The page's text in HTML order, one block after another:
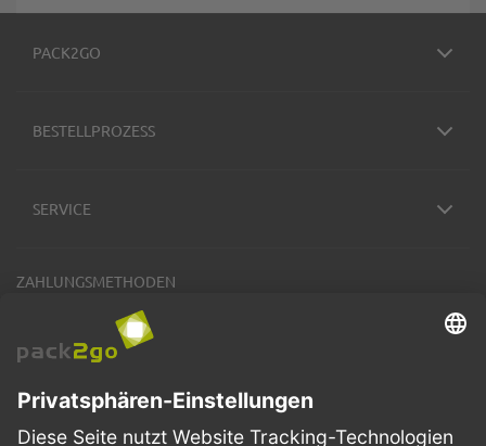
PACK2GO
BESTELLPROZESS
SERVICE
ZAHLUNGSMETHODEN
VERSANDARTEN